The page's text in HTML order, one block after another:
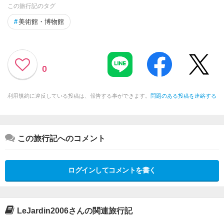
この旅行記のタグ
#美術館・博物館
0
利用規約に違反している投稿は、報告する事ができます。 問題のある投稿を連絡する
この旅行記へのコメント
ログインしてコメントを書く
LeJardin2006さんの関連旅行記